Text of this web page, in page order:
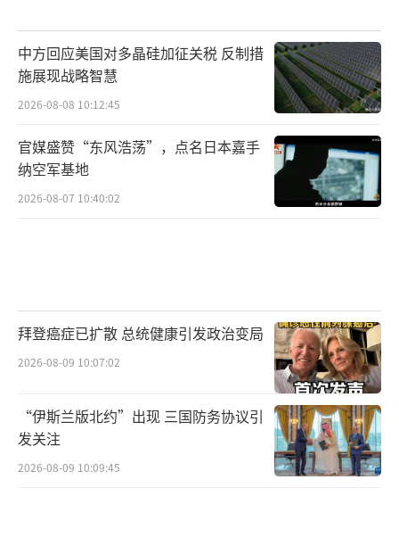
中方回应美国对多晶硅加征关税 反制措
施展现战略智慧
2026-08-08 10:12:45
官媒盛赞“东风浩荡”，点名日本嘉手
纳空军基地
2026-08-07 10:40:02
拜登癌症已扩散 总统健康引发政治变局
2026-08-09 10:07:02
“伊斯兰版北约”出现 三国防务协议引
发关注
2026-08-09 10:09:45